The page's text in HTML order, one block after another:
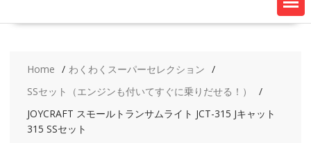
Home
わくわくスーパーセレクション
SSセット（エンジンも付いてすぐに乗りだせる！）
JOYCRAFT スモールトランサムライト JCT-315 Jキャット
315 SSセット